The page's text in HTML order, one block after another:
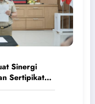
Sinergi
Sertipikat